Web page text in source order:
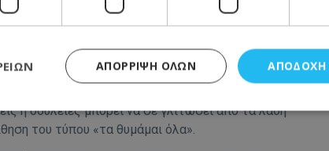
αυτών. Εσύ θα χάσεις.
συναντάς. Παράλληλα, κράτα σημειώσεις για
ή δουλειές μπορεί να σε γλιτώσει από τα λάθη
του τύπου «τα θυμάμαι όλα».
ΑΠΌΡΡΙΨΗ ΌΛΩΝ